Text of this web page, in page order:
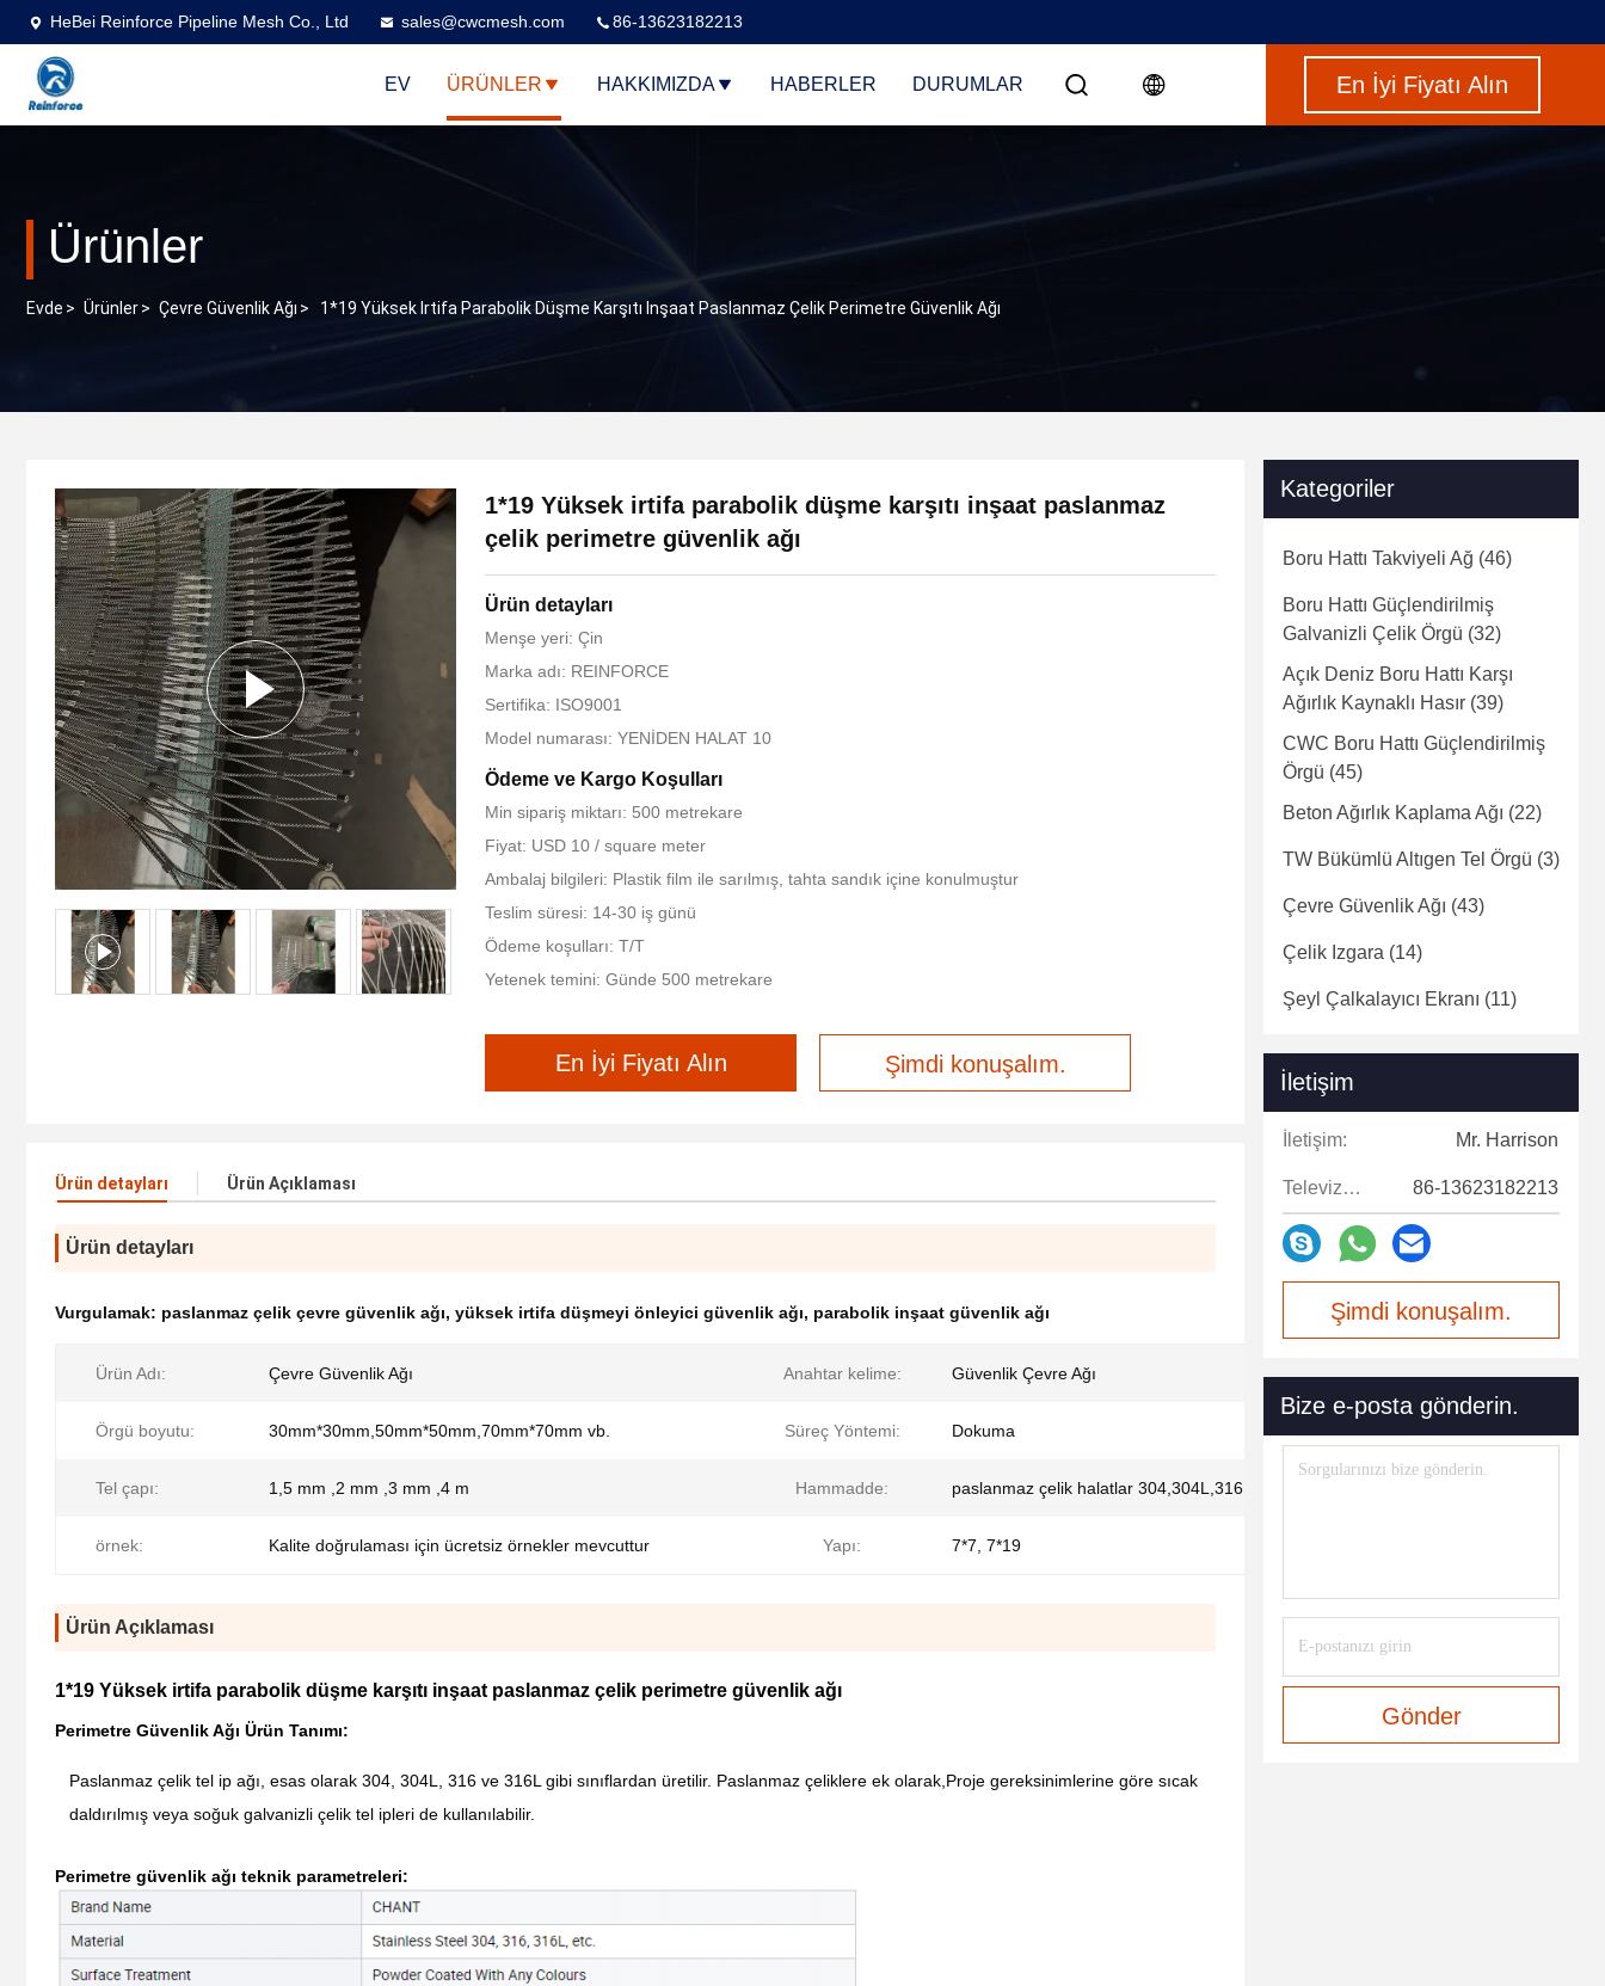
HeBei Reinforce Pipeline Mesh Co., Ltd sales@cwcmesh.com 86-13623182213
EV ÜRÜNLER HAKKIMIZDA HABERLER DURUMLAR En İyi Fiyatı Alın
Ürünler
Evde > Ürünler> Çevre Güvenlik Ağı > 1*19 Yüksek Irtifa Parabolik Düşme Karşıtı Inşaat Paslanmaz Çelik Perimetre Güvenlik Ağı
1*19 Yüksek irtifa parabolik düşme karşıtı inşaat paslanmaz
çelik perimetre güvenlik ağı
Ürün detayları
Menşe yeri: Çin
Marka adı: REINFORCE
Sertifika: ISO9001
Model numarası: YENİDEN HALAT 10
Ödeme ve Kargo Koşulları
Min sipariş miktarı: 500 metrekare
Fiyat: USD 10 / square meter
Ambalaj bilgileri: Plastik film ile sarılmış, tahta sandık içine konulmuştur
Teslim süresi: 14-30 iş günü
Ödeme koşulları: T/T
Yetenek temini: Günde 500 metrekare
En İyi Fiyatı Alın Şimdi konuşalım.
Ürün detayları Ürün Açıklaması
Ürün detayları
Vurgulamak: paslanmaz çelik çevre güvenlik ağı, yüksek irtifa düşmeyi önleyici güvenlik ağı, parabolik inşaat güvenlik ağı
Ürün Adı: Çevre Güvenlik Ağı Anahtar kelime: Güvenlik Çevre Ağı
Örgü boyutu: 30mm*30mm,50mm*50mm,70mm*70mm vb. Süreç Yöntemi: Dokuma
Tel çapı: 1,5 mm ,2 mm ,3 mm ,4 m Hammadde: paslanmaz çelik halatlar 304,304L,316,316L vb.'dir.
örnek: Kalite doğrulaması için ücretsiz örnekler mevcuttur Yapı: 7*7, 7*19
Ürün Açıklaması
1*19 Yüksek irtifa parabolik düşme karşıtı inşaat paslanmaz çelik perimetre güvenlik ağı
Perimetre Güvenlik Ağı Ürün Tanımı:
Paslanmaz çelik tel ip ağı, esas olarak 304, 304L, 316 ve 316L gibi sınıflardan üretilir. Paslanmaz çeliklere ek olarak,Proje gereksinimlerine göre sıcak
daldırılmış veya soğuk galvanizli çelik tel ipleri de kullanılabilir.
Perimetre güvenlik ağı teknik parametreleri:
Kategoriler
Boru Hattı Takviyeli Ağ (46)
Boru Hattı Güçlendirilmiş
Galvanizli Çelik Örgü (32)
Açık Deniz Boru Hattı Karşı
Ağırlık Kaynaklı Hasır (39)
CWC Boru Hattı Güçlendirilmiş
Örgü (45)
Beton Ağırlık Kaplama Ağı (22)
TW Bükümlü Altıgen Tel Örgü (3)
Çevre Güvenlik Ağı (43)
Çelik Izgara (14)
Şeyl Çalkalayıcı Ekranı (11)
İletişim
İletişim: Mr. Harrison
Televizyon: 86-13623182213
Şimdi konuşalım.
Bize e-posta gönderin.
Gönder